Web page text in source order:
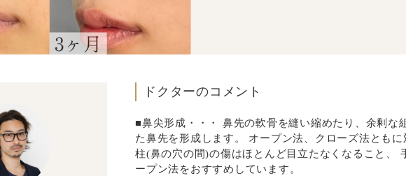
ドクターのコメント
■鼻尖形成・・・ 鼻先の軟骨を縫い縮めたり、余剰な
た鼻先を形成します。 オープン法、クローズ法とも
柱(鼻の穴の間)の傷はほとんど目立たなくなること、
ープン法をおすすめしています。